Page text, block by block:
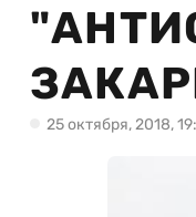
25 октября, 2018,